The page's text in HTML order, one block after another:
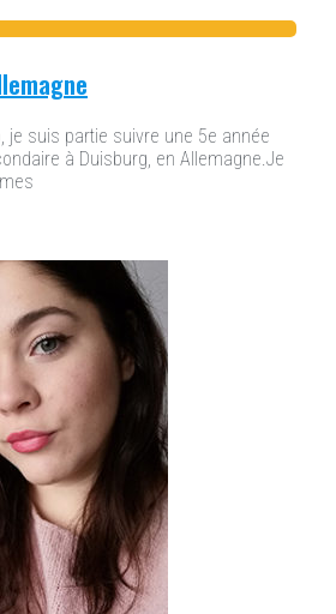
je suis partie suivre une 5e année
à Duisburg, en Allemagne.Je